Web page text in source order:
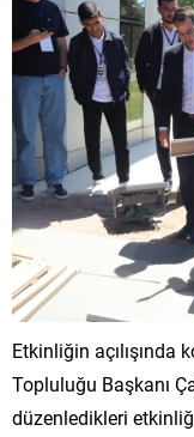
Etkinliğin açılışında
Topluluğu Başkanı
düzenledikleri